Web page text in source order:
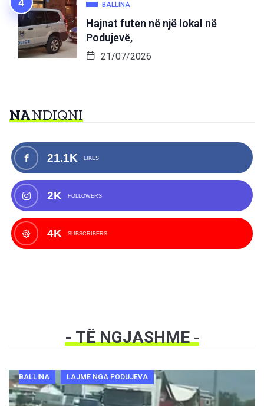
BALLINA
Hajnat futen në një lokal në
Podujevë,
21/07/2026
NANDIQNI
21.1K LIKES
2K FOLLOWERS
4K SUBSCRIBERS
- TË NGJASHME-
BALLINA LAJME NGA PODUJEVA